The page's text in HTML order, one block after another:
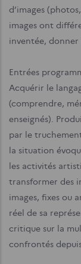
d’images
images ont
inventée,
Entrées
Acquérir le
(comprendre,
enseignés).
par le
la situation
les activités
transformer des
images, fixes ou
réel de sa
critique sur la
confrontés